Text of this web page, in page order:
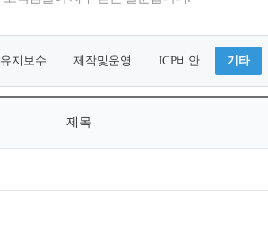
유지보수 제작및운영 ICP비안 기타
제목